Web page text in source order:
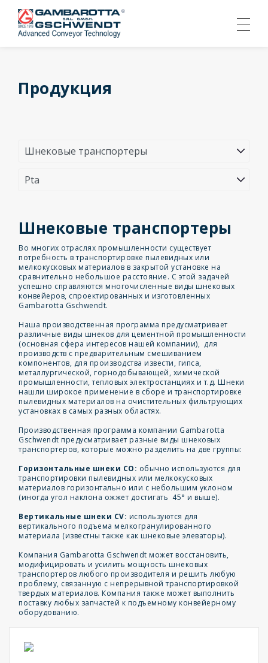
Продукция
Шнековые транспортеры
Во многих отраслях промышленности существует
потребность в транспортировке пылевидных или
мелкокусковых материалов в закрытой установке на
сравнительно небольшое расстояние. С этой задачей
успешно справляются многочисленные виды шнековых
конвейеров, спроектированных и изготовленных
Gambarotta Gschwendt.
Наша производственная программа предусматривает
различные виды шнеков для цементной промышленности
(основная сфера интересов нашей компании), для
производств с предварительным смешиванием
компонентов, для производства извести, гипса,
металлургической, горнодобывающей, химической
промышленности, тепловых электростанциях и т.д. Шнеки
нашли широкое применение в сборе и транспортировке
пылевидных материалов на очистительных фильтрующих
установках в самых разных областях.
Производственная программа компании Gambarotta
Gschwendt предусматривает разные виды шнековых
транспортеров, которые можно разделить на две группы:
Горизонтальные шнеки CO: обычно используются для
транспортировки пылевидных или мелкокусковых
материалов горизонтально или с небольшим уклоном
(иногда угол наклона ожжет достигать 45° и выше).
Вертикальные шнеки CV: используются для
вертикального подъема мелкогранулированного
материала (известны также как шнековые элеваторы).
Компания Gambarotta Gschwendt может восстановить,
модифицировать и усилить мощность шнековых
транспортеров любого производителя и решить любую
проблему, связанную с непрерывной транспортировкой
твердых материалов. Компания также может выполнить
поставку любых запчастей к подъемному конвейерному
оборудованию.